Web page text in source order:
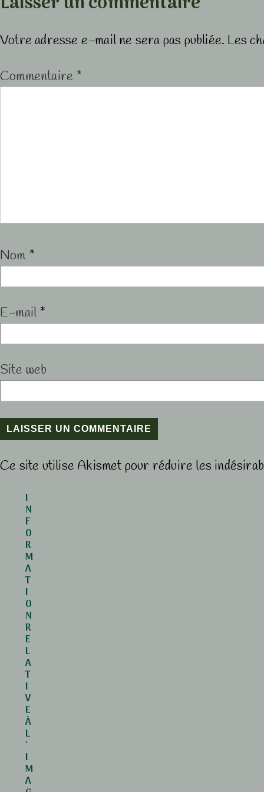
Votre adresse e-mail ne sera pas publiée. Les
Commentaire *
Nom *
E-mail*
Site web
Ce site utilise Akismet pour réduire les
I
N
F
O
R
M
A
T
I
O
N
R
E
L
A
T
I
V
E
À
L
'
I
M
A